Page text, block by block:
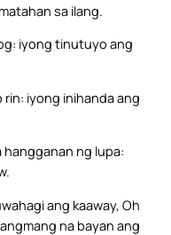
sa ilang.
iyong tinutuyo ang
rin: iyong inihanda ang
hangganan ng lupa:
ang kaaway, Oh
na bayan ang